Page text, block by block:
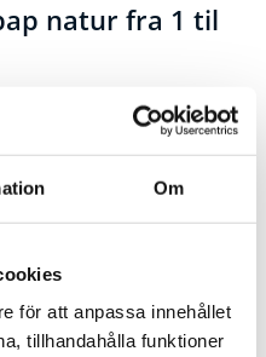
Om
för att anpassa innehållet
tillhandahålla funktioner
natur fra 1 til
skillevæg så flaskerne ikke
for.